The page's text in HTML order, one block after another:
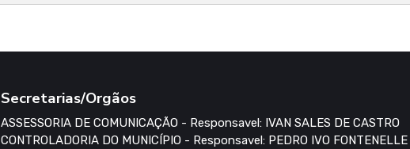
Secretarias/Orgãos
ASSESSORIA DE COMUNICAÇÃO - Responsavel: IVAN SALES DE CASTRO
CONTROLADORIA DO MUNICÍPIO - Responsavel: PEDRO IVO